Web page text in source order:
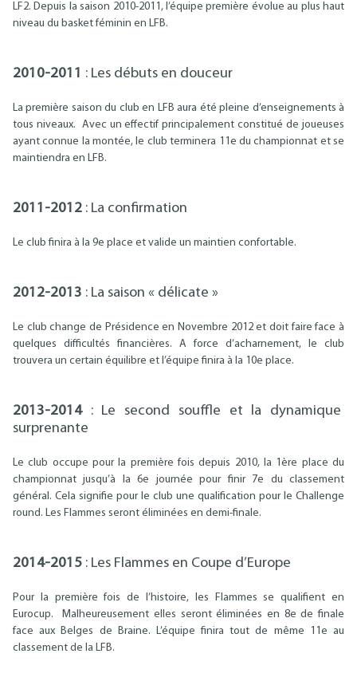
LF2. Depuis la saison 2010-2011, l’équipe première évolue au plus haut
niveau du basket féminin en LFB.
2010-2011 : Les débuts en douceur
La première saison du club en LFB aura été pleine d’enseignements à
tous niveaux. Avec un effectif principalement constitué de joueuses
ayant connue la montée, le club terminera 11e du championnat et se
maintiendra en LFB.
2011-2012 : La confirmation
Le club finira à la 9e place et valide un maintien confortable.
2012-2013 : La saison « délicate »
Le club change de Présidence en Novembre 2012 et doit faire face à
quelques difficultés financières. A force d’acharnement, le club
trouvera un certain équilibre et l’équipe finira à la 10e place.
2013-2014: Le second souffle et la dynamique
surprenante
Le club occupe pour la première fois depuis 2010, la 1ère place du
championnat jusqu’à la 6e journée pour finir 7e du classement
général. Cela signifie pour le club une qualification pour le Challenge
round. Les Flammes seront éliminées en demi-finale.
2014-2015 : Les Flammes en Coupe d’Europe
Pour la première fois de l’histoire, les Flammes se qualifient en
Eurocup. Malheureusement elles seront éliminées en 8e de finale
face aux Belges de Braine. L’équipe finira tout de même 11e au
classement de la LFB.